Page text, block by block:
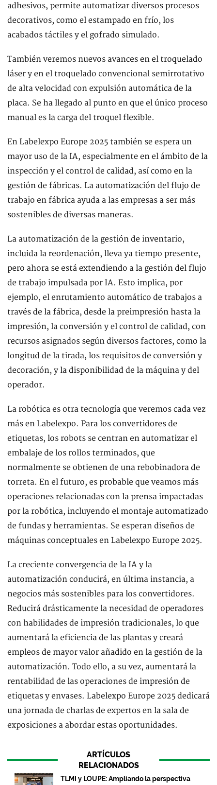
adhesivos, permite automatizar diversos procesos
decorativos, como el estampado en frío, los
acabados táctiles y el gofrado simulado.
También veremos nuevos avances en el troquelado
láser y en el troquelado convencional semirrotativo
de alta velocidad con expulsión automática de la
placa. Se ha llegado al punto en que el único proceso
manual es la carga del troquel flexible.
En Labelexpo Europe 2025 también se espera un
mayor uso de la IA, especialmente en el ámbito de la
inspección y el control de calidad, así como en la
gestión de fábricas. La automatización del flujo de
trabajo en fábrica ayuda a las empresas a ser más
sostenibles de diversas maneras.
La automatización de la gestión de inventario,
incluida la reordenación, lleva ya tiempo presente,
pero ahora se está extendiendo a la gestión del flujo
de trabajo impulsada por IA. Esto implica, por
ejemplo, el enrutamiento automático de trabajos a
través de la fábrica, desde la preimpresión hasta la
impresión, la conversión y el control de calidad, con
recursos asignados según diversos factores, como la
longitud de la tirada, los requisitos de conversión y
decoración, y la disponibilidad de la máquina y del
operador.
La robótica es otra tecnología que veremos cada vez
más en Labelexpo. Para los convertidores de
etiquetas, los robots se centran en automatizar el
embalaje de los rollos terminados, que
normalmente se obtienen de una rebobinadora de
torreta. En el futuro, es probable que veamos más
operaciones relacionadas con la prensa impactadas
por la robótica, incluyendo el montaje automatizado
de fundas y herramientas. Se esperan diseños de
máquinas conceptuales en Labelexpo Europe 2025.
La creciente convergencia de la IA y la
automatización conducirá, en última instancia, a
negocios más sostenibles para los convertidores.
Reducirá drásticamente la necesidad de operadores
con habilidades de impresión tradicionales, lo que
aumentará la eficiencia de las plantas y creará
empleos de mayor valor añadido en la gestión de la
automatización. Todo ello, a su vez, aumentará la
rentabilidad de las operaciones de impresión de
etiquetas y envases. Labelexpo Europe 2025 dedicará
una jornada de charlas de expertos en la sala de
exposiciones a abordar estas oportunidades.
ARTÍCULOS
RELACIONADOS
TLMI y LOUPE: Ampliando la perspectiva